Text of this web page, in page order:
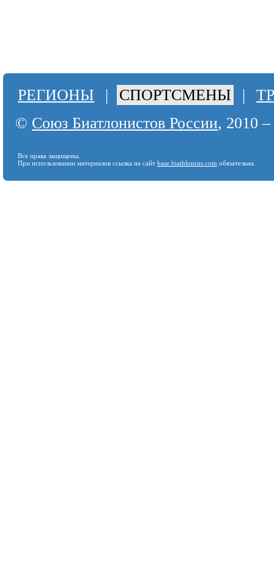
РЕГИОНЫ | СПОРТСМЕНЫ |
© Союз Биатлонистов России, 2010
Все права защищены.
При использовании материалов ссылка на сайт base.biathlonrus.com обязательна.